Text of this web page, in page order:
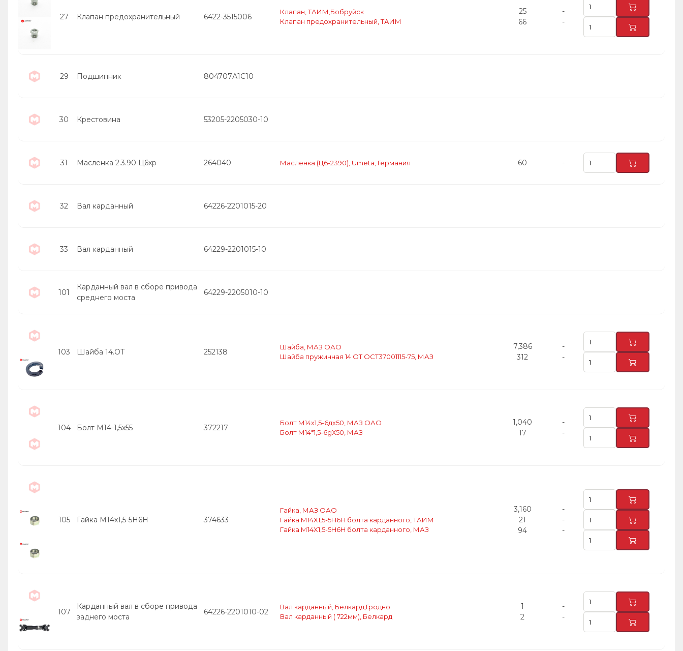
27 Клапан предохранительный 6422-3515006
Клапан, ТАИМ,Бобруйск
Клапан предохранительный, ТАИМ
25
66
-
-
29 Подшипник 804707А1С10
30 Крестовина 53205-2205030-10
31 Масленка 2.3.90 Ц6хр 264040 Масленка (Ц6-2390), Umeta, Германия 60 -
32 Вал карданный 64226-2201015-20
33 Вал карданный 64229-2201015-10
101
Карданный вал в сборе привода
среднего моста
64229-2205010-10
103 Шайба 14.ОТ 252138
Шайба, МАЗ ОАО
Шайба пружинная 14 ОТ ОСТ37001115-75, МАЗ
7,386
312
-
-
104 Болт М14-1,5х55 372217
Болт М14х1,5-6дх50, МАЗ ОАО
Болт М14*1,5-6gХ50, МАЗ
1,040
17
-
-
105 Гайка М14х1,5-5Н6Н 374633
Гайка, МАЗ ОАО
Гайка М14X1,5-5H6H болта карданного, ТАИМ
Гайка М14X1,5-5H6H болта карданного, МАЗ
3,160
21
94
-
-
-
107
Карданный вал в сборе привода
заднего моста
64226-2201010-02
Вал карданный, Белкард,Гродно
Вал карданный ( 722мм), Белкард
1
2
-
-